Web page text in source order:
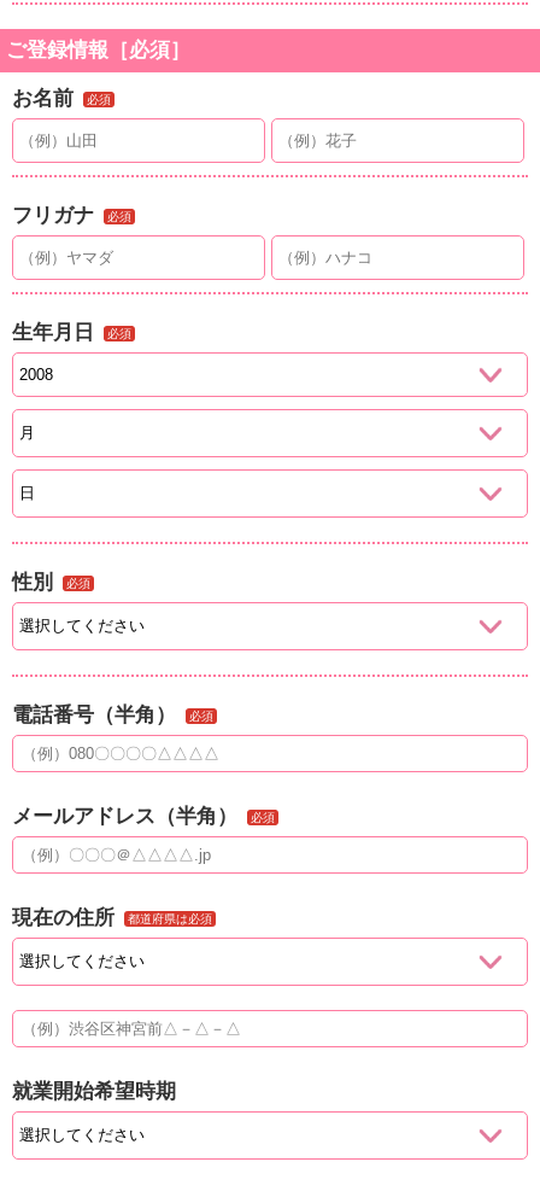
ご登録情報［必須］
お名前 必須
フリガナ 必須
生年月日 必須
性別 必須
電話番号（半角） 必須
メールアドレス（半角） 必須
現在の住所 都道府県は必須
就業開始希望時期